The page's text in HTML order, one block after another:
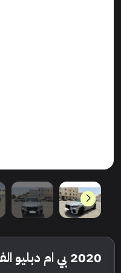
2020 بي ام دبليو الفئة اكس 5 إم كت